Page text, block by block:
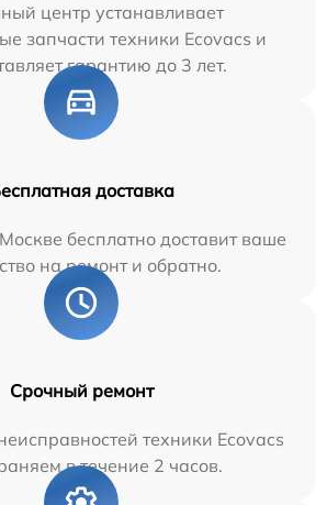
центр устанавливает
запчасти техники Ecovacs и
гарантию до 3 лет.
доставка
бесплатно доставит ваше
на ремонт и обратно.
Срочный ремонт
техники Ecovacs
в течение 2 часов.